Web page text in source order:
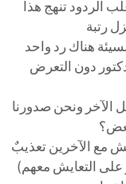
الردود تنهج هذا
رتبة
هناك رد واحد
دون التعرض
الآخر ونحن صدورنا
مع الآخرين تعذيبٌ
على التعايش معهم)